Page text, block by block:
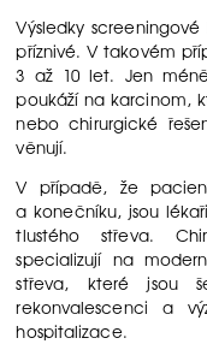
Výsledky
příznivé. V takovém
3 až 10 let. Jen
poukáží na karcinom,
nebo chirurgické
věnují.
V případě, že
a konečníku, jsou
tlustého střeva.
specializují na
střeva, které jsou
rekonvalescenci a
hospitalizace.